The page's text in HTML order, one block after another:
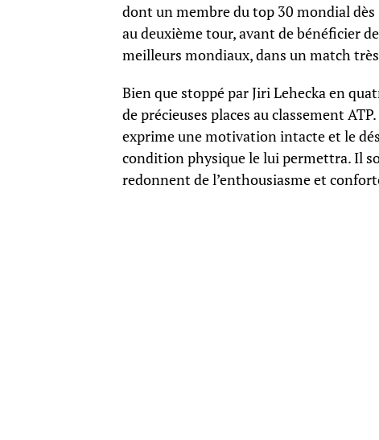
dont un membre du top 30 mondial
au deuxième tour, avant de bénéficier
meilleurs mondiaux, dans un match
Bien que stoppé par Jiri Lehecka en
de précieuses places au classement
exprime une motivation intacte et le
condition physique le lui permettra. Il
redonnent de l’enthousiasme et